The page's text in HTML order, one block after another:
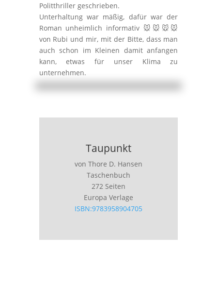
Politthriller geschrieben.
Unterhaltung war mäßig, dafür war der
Roman unheimlich informativ 🐭🐭🐭🐭
von Rubi und mir, mit der Bitte, dass man
auch schon im Kleinen damit anfangen
kann, etwas für unser Klima zu
unternehmen.
Taupunkt
von Thore D. Hansen
Taschenbuch
272 Seiten
Europa Verlage
ISBN:9783958904705